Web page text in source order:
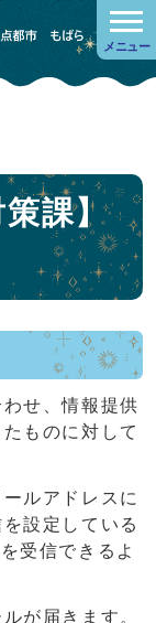
メニュー
策課】
せ、情報提供
ものに対して
ルアドレスに
設定している
受信できるよ
が届きます。